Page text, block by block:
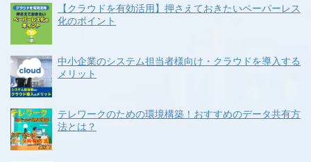
【クラウドを有効活用】押さえておきたいペーパーレス
化のポイント
中小企業のシステム担当者様向け・クラウドを導入する
メリット
テレワークのための環境構築！おすすめのデータ共有方
法とは？